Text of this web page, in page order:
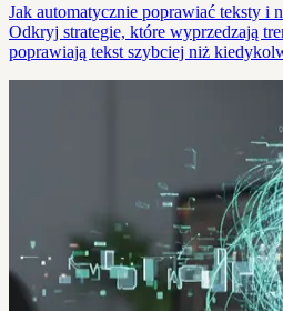
Jak automatycznie poprawiać teksty i
Odkryj strategie, które wyprzedzają
poprawiają tekst szybciej niż